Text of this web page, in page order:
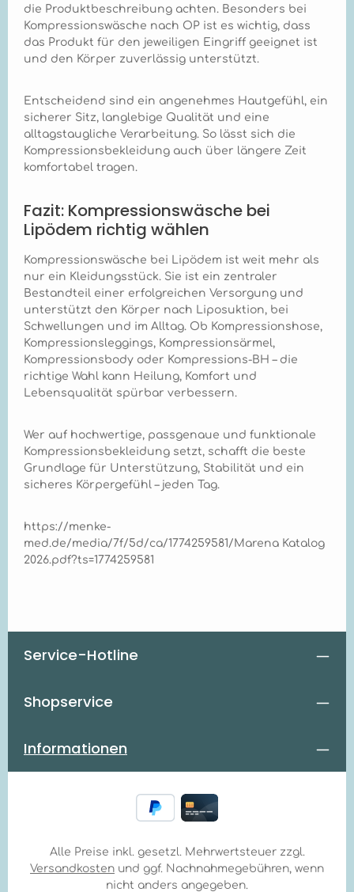
weiteren
Kompressionsartikeln
wie z.B.
Kompressionshosen
oder -miedern
andere Körperregionen
gedacht sind. Es ist
jedoch wichtig, die
Gesamtkompression
nicht zu überschreiten
behandelnden Arzt
abzusprechen, um
eine optimale
sicherzustellen.
die Produktbeschreibung achten. Besonders bei
Kompressionswäsche nach OP ist es wichtig, dass
das Produkt für den jeweiligen Eingriff geeignet ist
und den Körper zuverlässig unterstützt.
Entscheidend sind ein angenehmes Hautgefühl, ein
sicherer Sitz, langlebige Qualität und eine
alltagstaugliche Verarbeitung. So lässt sich die
Kompressionsbekleidung auch über längere Zeit
komfortabel tragen.
Fazit: Kompressionswäsche bei
Lipödem richtig wählen
Kompressionswäsche bei Lipödem ist weit mehr als
nur ein Kleidungsstück. Sie ist ein zentraler
Bestandteil einer erfolgreichen Versorgung und
unterstützt den Körper nach Liposuktion, bei
Schwellungen und im Alltag. Ob Kompressionshose,
Kompressionsleggings, Kompressionsärmel,
Kompressionsbody oder Kompressions-BH – die
richtige Wahl kann Heilung, Komfort und
Lebensqualität spürbar verbessern.
Wer auf hochwertige, passgenaue und funktionale
Kompressionsbekleidung setzt, schafft die beste
Grundlage für Unterstützung, Stabilität und ein
sicheres Körpergefühl – jeden Tag.
https://menke-
med.de/media/7f/5d/ca/1774259581/Marena Katalog
2026.pdf?ts=1774259581
Service-Hotline
Shopservice
Informationen
Alle Preise inkl. gesetzl. Mehrwertsteuer zzgl.
Versandkosten und ggf. Nachnahmegebühren, wenn
nicht anders angegeben.